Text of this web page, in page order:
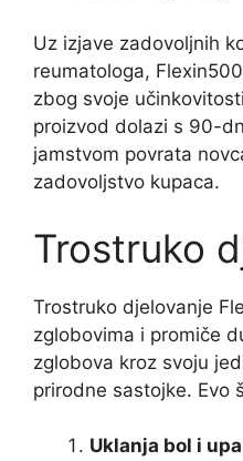
Uz izjave zadovoljnih
reumatologa,
zbog svoje
proizvod dolazi s 90-
jamstvom povrata
zadovoljstvo kupaca.
Trostruko
Trostruko djelovanje
zglobovima i promiče
zglobova kroz svoju
prirodne sastojke. Evo
Uklanja bol i